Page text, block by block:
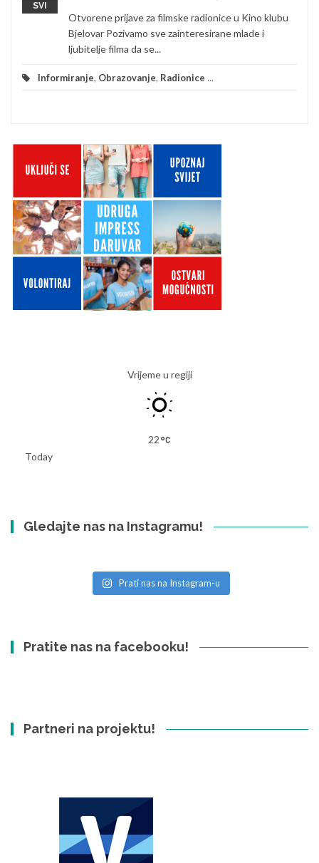
SVI
Otvorene prijave za filmske radionice u Kino klubu
Bjelovar Pozivamo sve zainteresirane mlade i
ljubitelje filma da se...
Informiranje, Obrazovanje, Radionice ...
Vrijeme u regiji
22
Today
Gledajte nas na Instagramu!
Prati nas na Instagram-u
Pratite nas na facebooku!
Partneri na projektu!